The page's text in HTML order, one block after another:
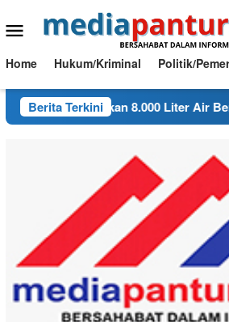
ke
Menu
Mobile
Home Hukum/Kriminal Politik/
Berita Terkini
Salurkan 8.000 Liter Air Bersih